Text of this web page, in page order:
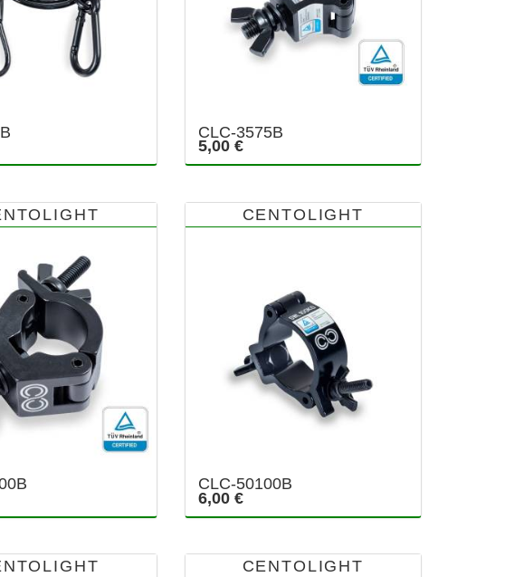
CLC-3575B
5,00 €
CENTOLIGHT
CLC-50100B
6,00 €
CENTOLIGHT